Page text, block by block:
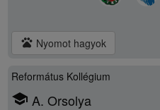
pets Nyomot hagyok
Református Kollégium
school A. Orsolya